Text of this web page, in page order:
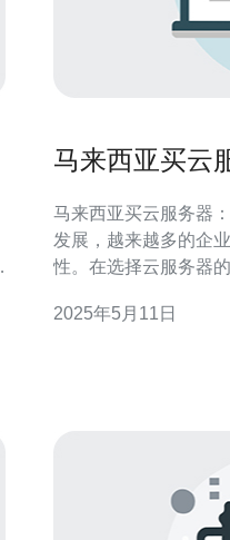
马来西亚买云
马来西亚买云服务器：一站式解
发展，越来越多的企
性。在选择云服务器
速的国家，也吸引了许
2025年5月11日